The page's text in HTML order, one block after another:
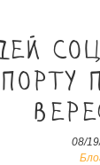
08/